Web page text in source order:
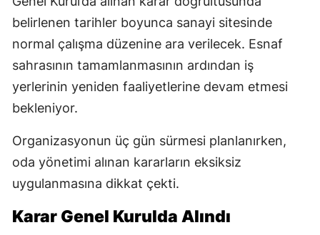
belirlenen tarihler boyunca sanayi sitesinde
normal çalışma düzenine ara verilecek. Esnaf
sahrasının tamamlanmasının ardından iş
yerlerinin yeniden faaliyetlerine devam etmesi
bekleniyor.
Organizasyonun üç gün sürmesi planlanırken,
oda yönetimi alınan kararların eksiksiz
uygulanmasına dikkat çekti.
Karar Genel Kurulda Alındı